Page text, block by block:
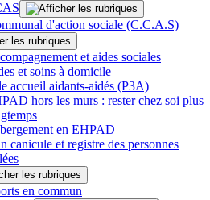
d'action sociale (C.C.A.S)
et aides sociales
et soins à domicile
accueil aidants-aidés (P3A)
hors les murs : rester chez soi plus
en EHPAD
canicule et registre des personnes
en commun